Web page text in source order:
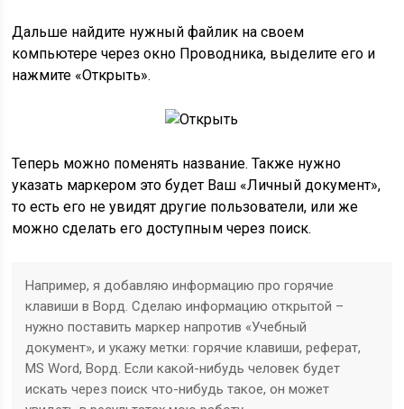
Дальше найдите нужный файлик на своем
компьютере через окно Проводника, выделите его и
нажмите «Открыть».
Теперь можно поменять название. Также нужно
указать маркером это будет Ваш «Личный документ»,
то есть его не увидят другие пользователи, или же
можно сделать его доступным через поиск.
Например, я добавляю информацию про горячие
клавиши в Ворд. Сделаю информацию открытой –
нужно поставить маркер напротив «Учебный
документ», и укажу метки: горячие клавиши, реферат,
MS Word, Ворд. Если какой-нибудь человек будет
искать через поиск что-нибудь такое, он может